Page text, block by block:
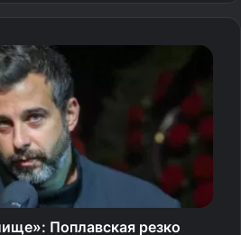
титул и четвертый раз подряд
мира.
корону прошел в Шанхае
Поплавская резко